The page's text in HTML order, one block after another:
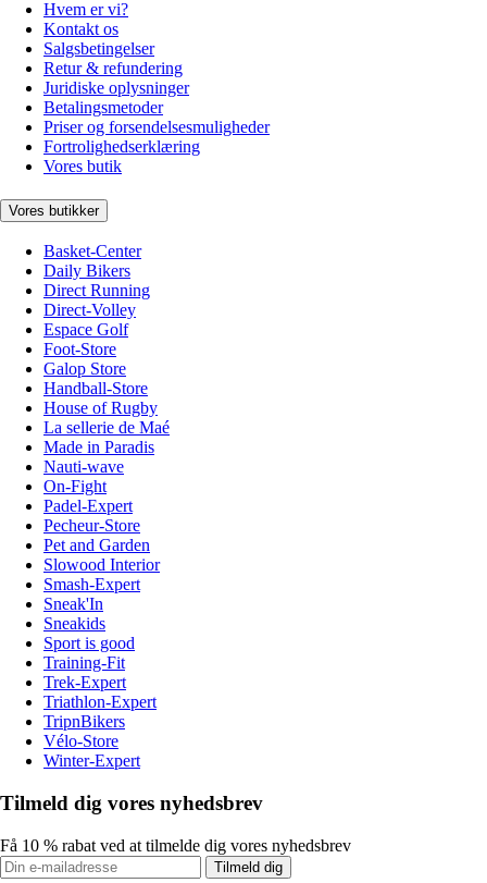
Hvem er vi?
Kontakt os
Salgsbetingelser
Retur & refundering
Juridiske oplysninger
Betalingsmetoder
Priser og forsendelsesmuligheder
Fortrolighedserklæring
Vores butik
Vores butikker
Basket-Center
Daily Bikers
Direct Running
Direct-Volley
Espace Golf
Foot-Store
Galop Store
Handball-Store
House of Rugby
La sellerie de Maé
Made in Paradis
Nauti-wave
On-Fight
Padel-Expert
Pecheur-Store
Pet and Garden
Slowood Interior
Smash-Expert
Sneak'In
Sneakids
Sport is good
Training-Fit
Trek-Expert
Triathlon-Expert
TripnBikers
Vélo-Store
Winter-Expert
Tilmeld dig vores nyhedsbrev
Få 10 % rabat ved at tilmelde dig vores nyhedsbrev
Tilmeld dig